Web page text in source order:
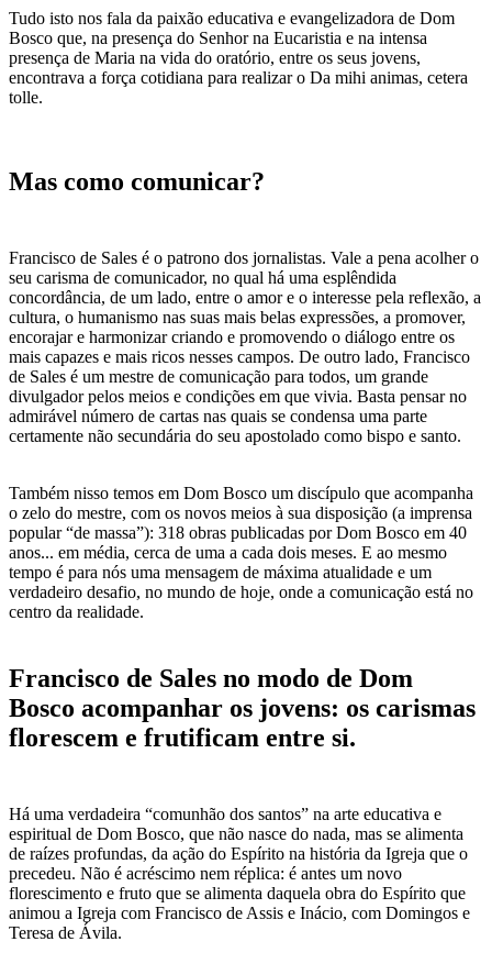
Tudo isto nos fala da paixão educativa e evangelizadora de Dom
Bosco que, na presença do Senhor na Eucaristia e na intensa
presença de Maria na vida do oratório, entre os seus jovens,
encontrava a força cotidiana para realizar o Da mihi animas, cetera
tolle.
Mas como comunicar?
Francisco de Sales é o patrono dos jornalistas. Vale a pena acolher o
seu carisma de comunicador, no qual há uma esplêndida
concordância, de um lado, entre o amor e o interesse pela reflexão, a
cultura, o humanismo nas suas mais belas expressões, a promover,
encorajar e harmonizar criando e promovendo o diálogo entre os
mais capazes e mais ricos nesses campos. De outro lado, Francisco
de Sales é um mestre de comunicação para todos, um grande
divulgador pelos meios e condições em que vivia. Basta pensar no
admirável número de cartas nas quais se condensa uma parte
certamente não secundária do seu apostolado como bispo e santo.
Também nisso temos em Dom Bosco um discípulo que acompanha
o zelo do mestre, com os novos meios à sua disposição (a imprensa
popular “de massa”): 318 obras publicadas por Dom Bosco em 40
anos... em média, cerca de uma a cada dois meses. E ao mesmo
tempo é para nós uma mensagem de máxima atualidade e um
verdadeiro desafio, no mundo de hoje, onde a comunicação está no
centro da realidade.
Francisco de Sales no modo de Dom
Bosco acompanhar os jovens: os carismas
florescem e frutificam entre si.
Há uma verdadeira “comunhão dos santos” na arte educativa e
espiritual de Dom Bosco, que não nasce do nada, mas se alimenta
de raízes profundas, da ação do Espírito na história da Igreja que o
precedeu. Não é acréscimo nem réplica: é antes um novo
florescimento e fruto que se alimenta daquela obra do Espírito que
animou a Igreja com Francisco de Assis e Inácio, com Domingos e
Teresa de Ávila.